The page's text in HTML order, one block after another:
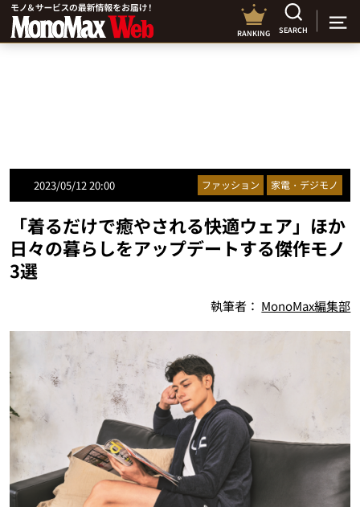
RANKING SEARCH
2023/05/12 20:00 ファッション 家電・デジモノ
「着るだけで癒やされる快適ウェア」ほか
日々の暮らしをアップデートする傑作モノ
3選
執筆者： MonoMax編集部